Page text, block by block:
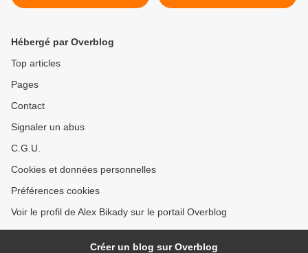
Hébergé par Overblog
Top articles
Pages
Contact
Signaler un abus
C.G.U.
Cookies et données personnelles
Préférences cookies
Voir le profil de Alex Bikady sur le portail Overblog
Créer un blog sur Overblog